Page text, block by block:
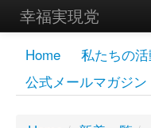
幸福実現党
メンバーズページ
党員
Home 私たちの
公式メールマガジン